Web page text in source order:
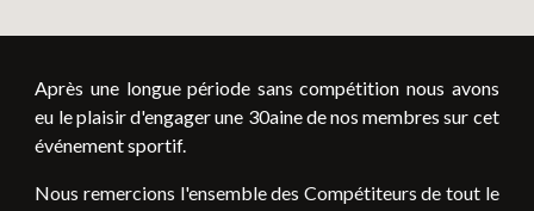
Après une longue période sans compétition nous avons
eu le plaisir d'engager une 30aine de nos membres sur cet
événement sportif.
Nous remercions l'ensemble des Compétiteurs de tout le